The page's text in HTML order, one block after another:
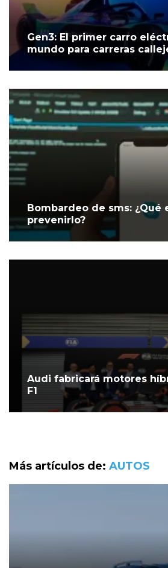
Gen3: El primer carro
mundo para carreras
Bombardeo de sms: ¿Qué
prevenirlo?
Audi fabricará motores
F1
Más artículos de: AUTOS